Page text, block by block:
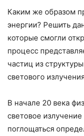
Каким же образом
энергии? Решить
которые смогли
процесс
частиц из
светового
В начале 20 века
световое
поглощаться